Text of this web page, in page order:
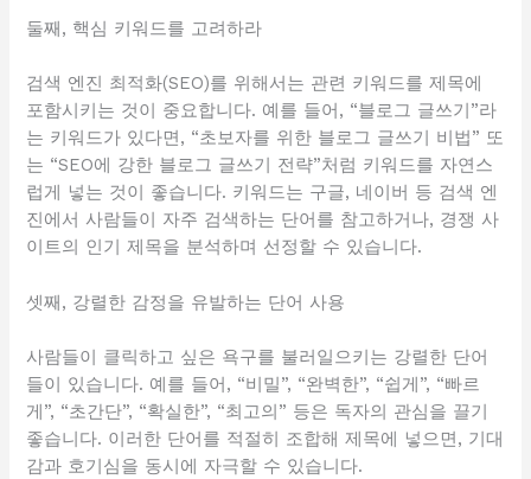
둘째, 핵심 키워드를 고려하라
검색 엔진 최적화(SEO)를 위해서는 관련 키워드를 제목에
포함시키는 것이 중요합니다. 예를 들어, “블로그 글쓰기”라
는 키워드가 있다면, “초보자를 위한 블로그 글쓰기 비법” 또
는 “SEO에 강한 블로그 글쓰기 전략”처럼 키워드를 자연스
럽게 넣는 것이 좋습니다. 키워드는 구글, 네이버 등 검색 엔
진에서 사람들이 자주 검색하는 단어를 참고하거나, 경쟁 사
이트의 인기 제목을 분석하며 선정할 수 있습니다.
셋째, 강렬한 감정을 유발하는 단어 사용
사람들이 클릭하고 싶은 욕구를 불러일으키는 강렬한 단어
들이 있습니다. 예를 들어, “비밀”, “완벽한”, “쉽게”, “빠르
게”, “초간단”, “확실한”, “최고의” 등은 독자의 관심을 끌기
좋습니다. 이러한 단어를 적절히 조합해 제목에 넣으면, 기대
감과 호기심을 동시에 자극할 수 있습니다.